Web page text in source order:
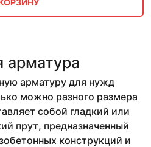
арматура
арматуру для нужд
можно разного размера
собой гладкий или
прут, предназначенный
конструкций и